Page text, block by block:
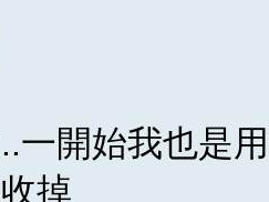
一開始我也是
掉